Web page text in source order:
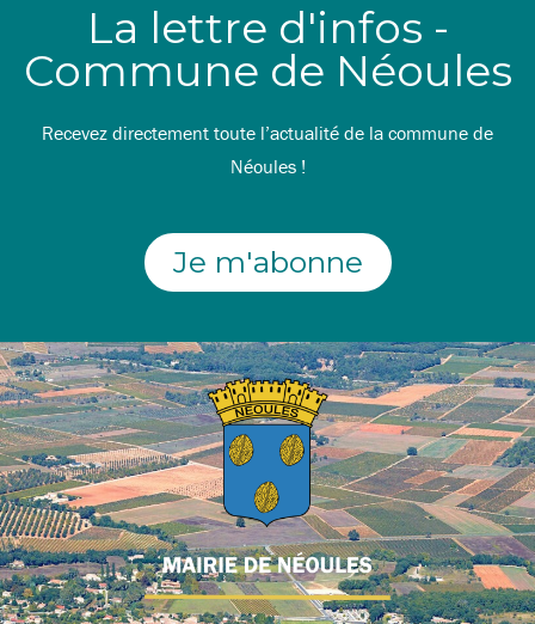
La lettre d'infos -
Commune de Néoules
Recevez directement toute l’actualité de la commune de
Néoules !
Je m'abonne